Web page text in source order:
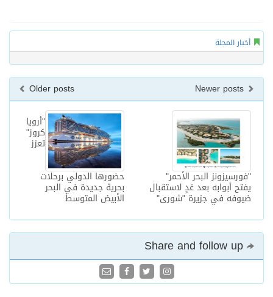
أخبار المجلة
Older posts
"أرويا
كروز"
تعزز
حضورها الدولي برحلات
بحرية جديدة في البحر
الأبيض المتوسط
"فورسيزونز البحر الأحمر"
يفتح أبوابه بعد غدٍ لاستقبال
ضيوفه في جزيرة "شورى"